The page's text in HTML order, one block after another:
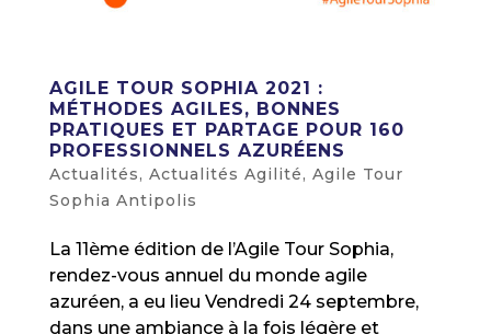
AGILE TOUR SOPHIA 2021 :
MÉTHODES AGILES, BONNES
PRATIQUES ET PARTAGE POUR 160
PROFESSIONNELS AZURÉENS
Actualités, Actualités Agilité, Agile Tour
Sophia Antipolis
La 11ème édition de l’Agile Tour Sophia,
rendez-vous annuel du monde agile
azuréen, a eu lieu Vendredi 24 septembre,
dans une ambiance à la fois légère et